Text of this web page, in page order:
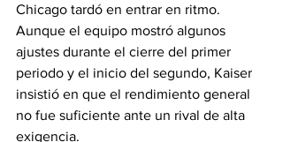
Chicago tardó en entrar en ritmo.
Aunque el equipo mostró algunos
ajustes durante el cierre del primer
periodo y el inicio del segundo, Kaiser
insistió en que el rendimiento general
no fue suficiente ante un rival de alta
exigencia.